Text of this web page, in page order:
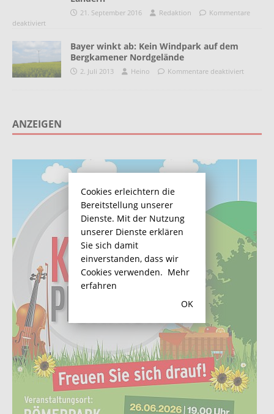
21. September 2016 Redaktion
Kommentare
deaktiviert
Bayer winkt ab: Kein Windpark auf dem
Bergkamener Nordgelände
2. Juli 2013 Heino Kommentare deaktiviert
ANZEIGEN
Cookies erleichtern die
Bereitstellung unserer
Dienste. Mit der Nutzung
unserer Dienste erklären
Sie sich damit
einverstanden, dass wir
Cookies verwenden. Mehr
erfahren
OK